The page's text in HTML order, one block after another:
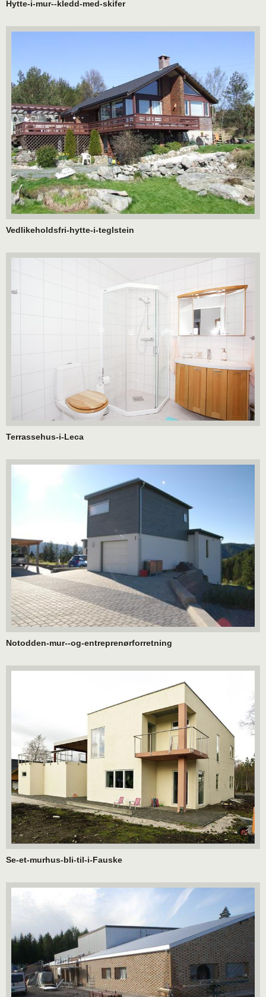
Hytte-i-mur--kledd-med-skifer
Vedlikeholdsfri-hytte-i-teglstein
Terrassehus-i-Leca
Notodden-mur--og-entreprenørforretning
Se-et-murhus-bli-til-i-Fauske